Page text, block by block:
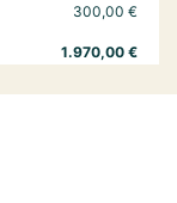
300,00 €
1.970,00 €